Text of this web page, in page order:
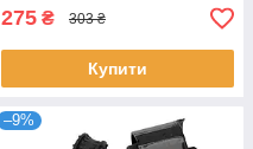
275 ₴ 303 ₴
Купити
–9%